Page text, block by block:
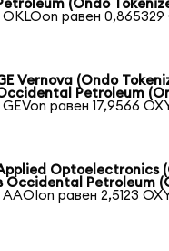
(Ondo
OKLOon равен 0,865329
Vernova (Ondo
Petroleum
GEVon равен 17,9566
Optoelectronics
Occidental Petroleum
AAOIon равен 2,5123